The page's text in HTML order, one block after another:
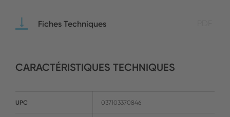
Fiches Techniques
CARACTÉRISTIQUES TECHNIQUES
UPC 037103370846